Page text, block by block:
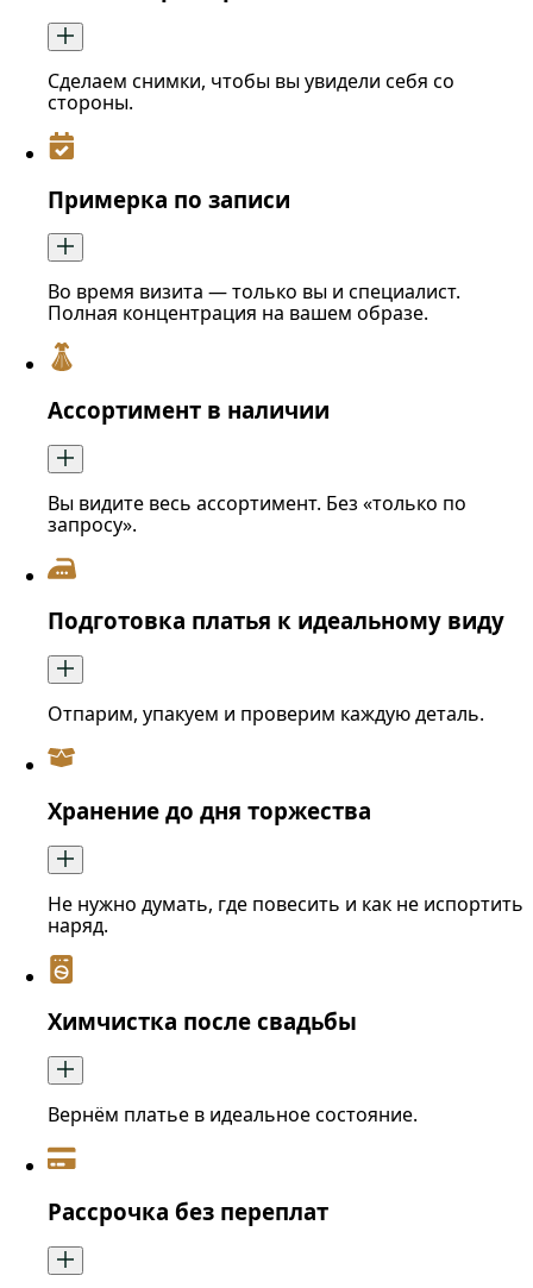
Сделаем снимки, чтобы вы увидели себя со
стороны.
Примерка по записи
Во время визита — только вы и специалист.
Полная концентрация на вашем образе.
Ассортимент в наличии
Вы видите весь ассортимент. Без «только по
запросу».
Подготовка платья к идеальному виду
Отпарим, упакуем и проверим каждую деталь.
Хранение до дня торжества
Не нужно думать, где повесить и как не испортить
наряд.
Химчистка после свадьбы
Вернём платье в идеальное состояние.
Рассрочка без переплат